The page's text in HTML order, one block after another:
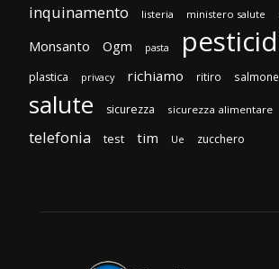
inquinamento listeria ministero salute
Monsanto Ogm pasta
plastica privacy richiamo ritiro
salute sicurezza sicurezza alimentare
telefonia test tim Ue zucchero